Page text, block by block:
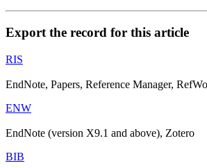
Export the record for this article
RIS
EndNote, Papers, Reference Manager,
ENW
EndNote (version X9.1 and above), Zotero
BIB